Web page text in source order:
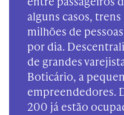
alguns casos, trens
milhões de
por dia.
de grandes
Boticário, a
empreendedores.
200 já estão